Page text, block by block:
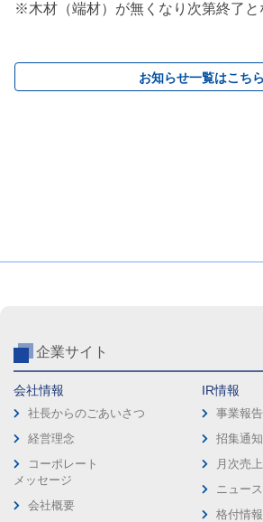
※木材（端材）が無くなり次第終了と
お知らせ一覧はこちら
企業サイト
会社情報
社長からのごあいさつ
経営理念
コーポレート
メッセージ
会社概要
IR情報
事業報
招集通知
月次売
ニュー
格付情報